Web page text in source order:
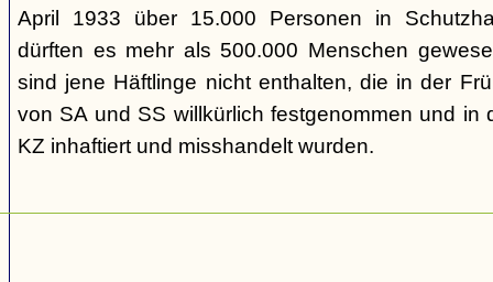
April 1933 über 15.000 Personen in
dürften es mehr als 500.000 Menschen
sind jene Häftlinge nicht enthalten, die in der
von SA und SS willkürlich festgenommen und in
KZ inhaftiert und misshandelt wurden.